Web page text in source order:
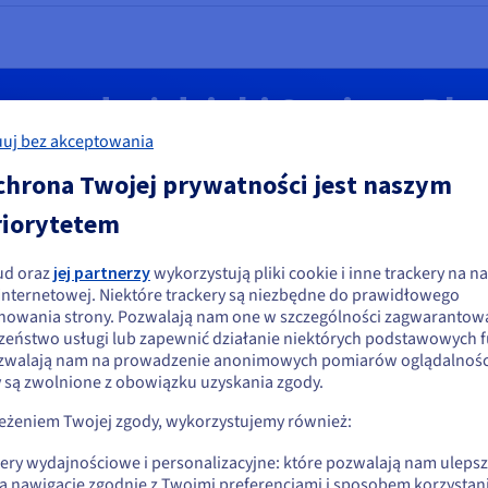
dzięki Savings
Public Cloud, zawierając umowę terminową
Oszczędności do 55% - instancje B3, C3, R3.
Poznaj Savings Plans
Cloud: opinie klientów
się, że znajdujesz się w Stany
chcesz złożyć zamówienie w Stany Zjednoczone, wyszukaj odpowiednią
i załóż konto.
Go to Stany Zjednoczone website
us.ovhcloud.com/ public-cloud Angielski USD - $
bez akceptowania
Twojej prywatności jest naszym
oraz jej partnerzywykorzystują pliki cookie i inne trackery na
Niektóre trackery są niezbędne do prawidłowego
strony. Pozwalają nam one w szczególności
usługi lub zapewnić działanie niektórych podstawowych
nam na prowadzenie anonimowych pomiarów
zwolnione z obowiązku uzyskania zgody.
Twojej zgody, wykorzystujemy również:
wydajnościowe i personalizacyjne: które pozwalają nam